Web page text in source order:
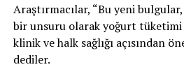
Araştırmacılar, “Bu yeni
bir unsuru olarak yoğurt tüketimi
klinik ve halk sağlığı açısından
dediler.